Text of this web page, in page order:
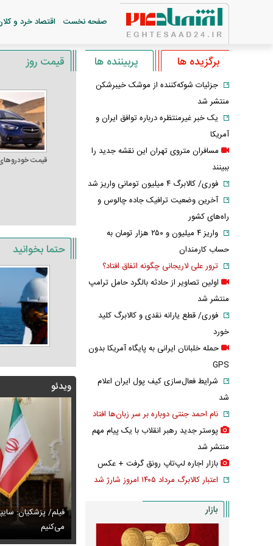
صفحه نخست اقتصاد خرد و
قیمت روز
قیمت
حتما بخوانید
ویدئو
اگر ارز ترجیحی را حذف نمی‌کردیم، قطعاً قحطی
فیلم/ پزشکیان:
می‌کنیم
جدید صابر ابر در فضای مجازی پربازدید شد عکس دیده‌نشده
برگزیده ها پربیننده ها
جزئیات شوکه‌کننده از موشک خیبرشکن
منتشر شد
یک خبر غیرمنتظره درباره توافق ایران و
آمریکا
مسافران متروی تهران این نقشه جدید را
ببینند
فوری/ کالابرگ ۴ میلیون تومانی واریز شد
آخرین وضعیت ترافیک جاده چالوس و
راه‌های کشور
واریز ۴ میلیون و ۲۵۰ هزار تومان به
حساب کارمندان
ترور علی لاریجانی چگونه اتفاق افتاد؟
اولین تصاویر از حادثه بالگرد حامل ترامپ
منتشر شد
فوری/ قطع یارانه نقدی و کالابرگ کلید
خورد
حمله خلبانان ایرانی به پایگاه آمریکا بدون
GPS
شرایط فعال‌سازی کیف پول ایران اعلام
شد
نام احمد جنتی دوباره بر سر زبان‌ها افتاد
پوستر جدید رهبر انقلاب با یک پیام مهم
منتشر شد
بازار اجاره لپ‌تاپ رونق گرفت + عکس
اعتبار کالابرگ مرداد ۱۴۰۵ امروز شارژ شد
بازار